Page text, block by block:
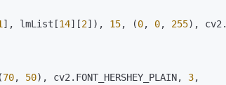
], lmList[14][2]), 15, (0, 0, 255), cv2.
70, 50), cv2. FONT_HERSHEY_PLAIN, 3,